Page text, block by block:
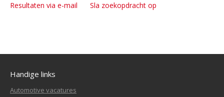
Resultaten via e-mail Sla zoekopdracht op
Handige links
Automotive vacatures